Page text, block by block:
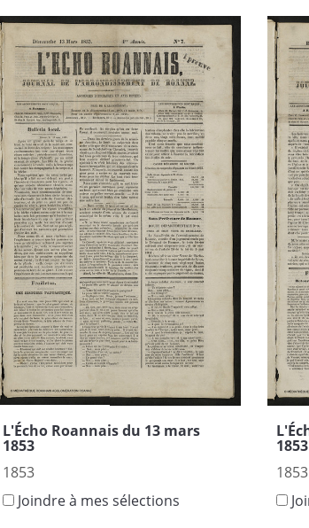
L'Écho Roannais du 13 mars
1853
1853
Joindre à mes sélections
1853
1853